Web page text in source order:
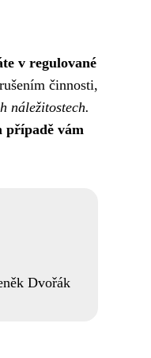
v regulované
činnosti,
náležitostech.
případě vám
Dvořák